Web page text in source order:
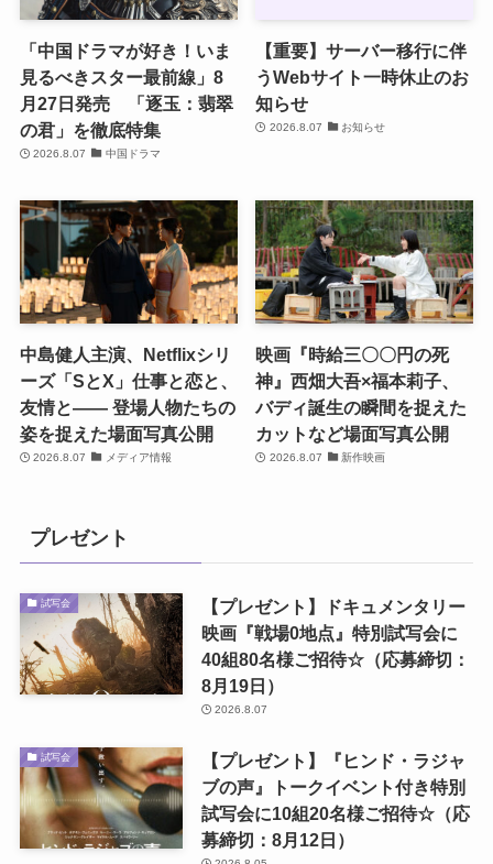
「中国ドラマが好き！いま
見るべきスター最前線」8
月27日発売 「逐玉：翡翠
の君」を徹底特集
2026.8.07 中国ドラマ
【重要】サーバー移行に伴
うWebサイト一時休止のお
知らせ
2026.8.07 お知らせ
中島健人主演、Netflixシリ
ーズ「SとX」仕事と恋と、
友情と―― 登場人物たちの
姿を捉えた場面写真公開
2026.8.07 メディア情報
映画『時給三〇〇円の死
神』西畑大吾×福本莉子、
バディ誕生の瞬間を捉えた
カットなど場面写真公開
2026.8.07 新作映画
プレゼント
試写会
【プレゼント】ドキュメンタリー
映画『戦場0地点』特別試写会に
40組80名様ご招待☆（応募締切：
8月19日）
2026.8.07
試写会
【プレゼント】『ヒンド・ラジャ
ブの声』トークイベント付き特別
試写会に10組20名様ご招待☆（応
募締切：8月12日）